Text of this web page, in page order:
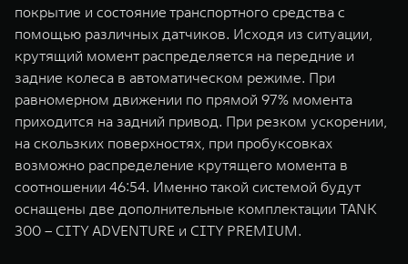
покрытие и состояние транспортного средства с
помощью различных датчиков. Исходя из ситуации,
крутящий момент распределяется на передние и
задние колеса в автоматическом режиме. При
равномерном движении по прямой 97% момента
приходится на задний привод. При резком ускорении,
на скользких поверхностях, при пробуксовках
возможно распределение крутящего момента в
соотношении 46:54. Именно такой системой будут
оснащены две дополнительные комплектации TANK
300 – CITY ADVENTURE и CITY PREMIUM.